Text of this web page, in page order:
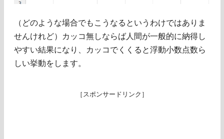
（どのような場合でもこうなるというわけではありま
せんけれど）カッコ無しならば人間が一般的に納得し
やすい結果になり、カッコでくくると浮動小数点数ら
しい挙動をします。
［スポンサードリンク］